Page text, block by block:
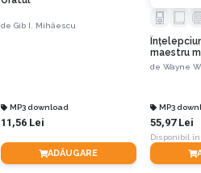
deGib I. Mihăescu
MP3 download
11,56 Lei
ADĂUGARE
maestru
de Wayne
MP3
55,97 Lei
Disponibil